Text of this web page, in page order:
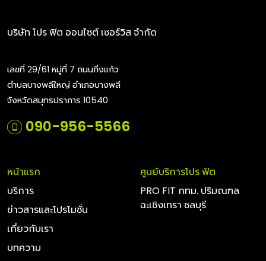
บริษัท โปร ฟิต ออนไซต์ เซอร์วิส จำกัด
เลขที่ 29/61 หมู่ที่ 7 ถนนกิ่งแก้ว
ตำบลบางพลีใหญ่ อำเภอบางพลี
จังหวัดสมุทรปราการ 10540
090-956-5566
หน้าแรก
บริการ
ข่าวสารและโปรโมชั่น
เกี่ยวกับเรา
บทความ
ศูนย์บริการโปร ฟิต
PRO FIT กทม. ปริมณฑล
ฉะเชิงเทรา ชลบุรี